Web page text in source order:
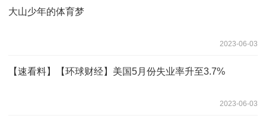
大山少年的体育梦
2023-06-03
【速看料】【环球财经】美国5月份失业率升至3.7%
2023-06-03